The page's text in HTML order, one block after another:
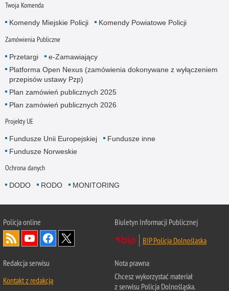
Twoja Komenda
Komendy Miejskie Policji Komendy Powiatowe Policji
Zamówienia Publiczne
Przetargi
e-Zamawiający
Platforma Open Nexus (zamówienia dokonywane z wyłączeniem
przepisów ustawy Pzp)
Plan zamówień publicznych 2025
Plan zamówień publicznych 2026
Projekty UE
Fundusze Unii Europejskiej
Fundusze inne
Fundusze Norweskie
Ochrona danych
DODO RODO MONITORING
Policjaonline
Biuletyn Informacji Publicznej
BIP Policja Dolnośląska
Redakcja serwisu
Kontakt z redakcją
Nota prawna
Chcesz wykorzystać materiał
z serwisu Policja Dolnośląska.